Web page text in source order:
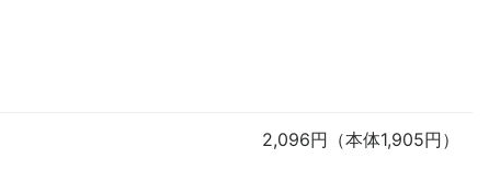
2,096円（本体1,905円）